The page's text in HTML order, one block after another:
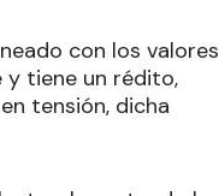
con los valores
y tiene un rédito,
tensión, dicha